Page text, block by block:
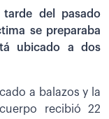
tarde del pasado
se preparaba
ubicado a dos
a balazos y la
recibió 22